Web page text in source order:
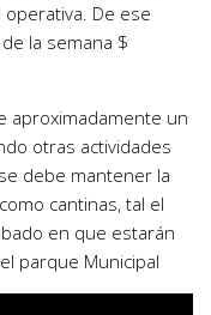
De ese
la semana $
aproximadamente un
otras actividades
debe mantener la
cantinas, tal el
en que estarán
parque Municipal